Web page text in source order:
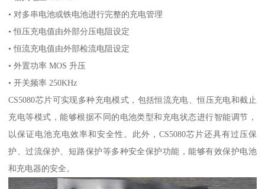
• 对多串电池或铁电池进行完整的充电管理
• 恒压充电值由外部分压电阻设定
• 恒流充电值由外部检流电阻设定
• 外置功率 MOS 升压
• 开关频率 250KHz
CS5080芯片可实现多种充电模式，包括恒流充电、恒压充电和截止
充电等模式，能够根据不同的电池类型和充电状态进行智能调节，
以保证电池充电效率和安全性。此外，CS5080芯片还具有过压保
护、过流保护、短路保护等多种安全保护功能，能够有效保护电池
和充电器的安全。